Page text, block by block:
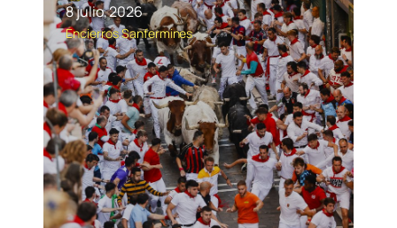
8 julio, 2026
Encierros Sanfermines